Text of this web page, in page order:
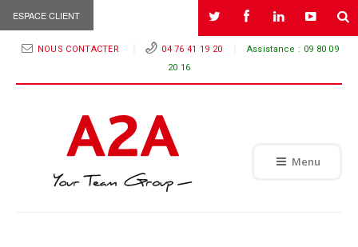
ESPACE CLIENT
NOUS CONTACTER 04 76 41 19 20 Assistance : 09 80 09
20 16
Menu